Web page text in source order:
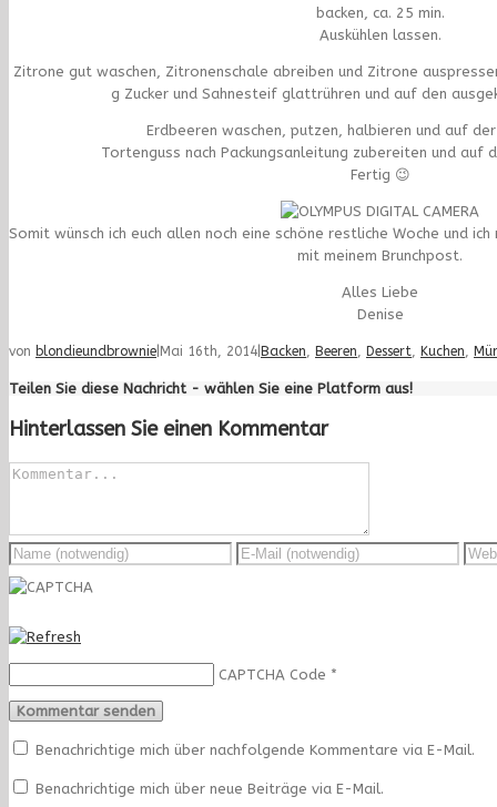
backen, ca. 25 min.
Auskühlen lassen.
Zitrone gut waschen, Zitronenschale abreiben und Zitrone
g Zucker und Sahnesteif glattrühren und auf den
Erdbeeren waschen, putzen, halbieren und auf
Tortenguss nach Packungsanleitung zubereiten und auf
Fertig 😉
Somit wünsch ich euch allen noch eine schöne restliche Woche und
mit meinem Brunchpost.
Alles Liebe
Denise
von blondieundbrownie Mai 16th, 2014 Backen, Beeren, Dessert, Kuchen,
Teilen Sie diese Nachricht - wählen Sie eine Platform aus!
Hinterlassen Sie einen Kommentar
CAPTCHA Code *
Benachrichtige mich über nachfolgende Kommentare via E-Mail.
Benachrichtige mich über neue Beiträge via E-Mail.